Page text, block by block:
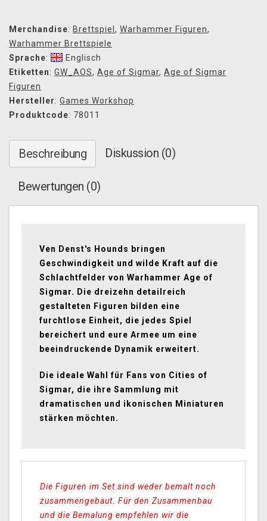
Merchandise: Brettspiel , Warhammer Figuren,
Warhammer Brettspiele
Sprache:
Englisch
Etiketten: GW_AOS, Age of Sigmar, Age of Sigmar
Figuren
Hersteller: Games Workshop
Produktcode: 78011
Beschreibung Diskussion (0)
Bewertungen (0)
Ven Denst's Hounds bringen
Geschwindigkeit und wilde Kraft auf die
Schlachtfelder von Warhammer Age of
Sigmar. Die dreizehn detailreich
gestalteten Figuren bilden eine
furchtlose Einheit, die jedes Spiel
bereichert und eure Armee um eine
beeindruckende Dynamik erweitert.
Die ideale Wahl für Fans von Cities of
Sigmar, die ihre Sammlung mit
dramatischen und ikonischen Miniaturen
stärken möchten.
Die Figuren im Set sind weder bemalt noch
zusammengebaut. Für den Zusammenbau
und die Bemalung empfehlen wir die